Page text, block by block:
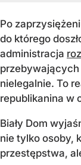
Po
do którego
administracja
nielegalnie. To
republikanina w
Biały Dom
nie tylko osoby,
przestępstwa,